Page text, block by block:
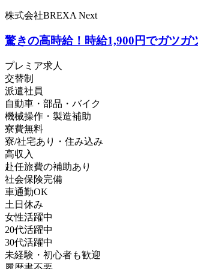
株式会社BREXA Next
驚きの高時給！時給1,900円でガツ
プレミア求人
交替制
派遣社員
自動車・部品・バイク
機械操作・製造補助
寮費無料
寮/社宅あり・住み込み
高収入
赴任旅費の補助あり
社会保険完備
車通勤OK
土日休み
女性活躍中
20代活躍中
30代活躍中
未経験・初心者も歓迎